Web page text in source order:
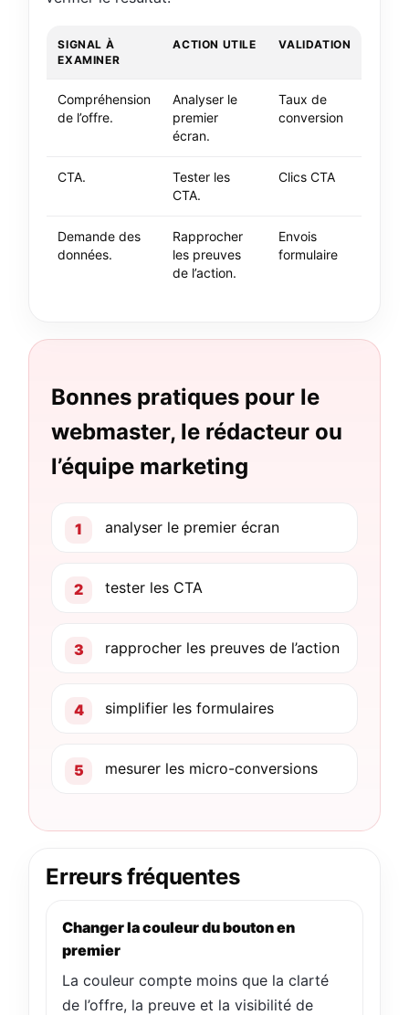
SIGNAL À
EXAMINER
ACTION UTILE VALIDATION
Compréhension
de l’offre.
Analyser le
premier
écran.
Taux de
conversion
CTA.
Tester les
CTA.
Clics CTA
Demande des
données.
Rapprocher
les preuves
de l’action.
Envois
formulaire
Bonnes pratiques pour le
webmaster, le rédacteur ou
l’équipe marketing
analyser le premier écran
tester les CTA
rapprocher les preuves de l’action
simplifier les formulaires
mesurer les micro-conversions
Erreurs fréquentes
Changer la couleur du bouton en
premier
La couleur compte moins que la clarté
de l’offre, la preuve et la visibilité de